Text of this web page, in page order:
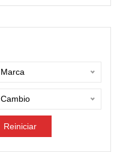
Marca
Cambio
Reiniciar